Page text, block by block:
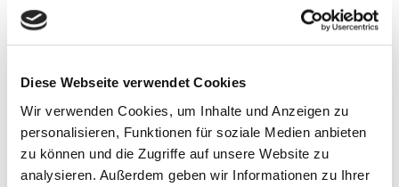
Diese Webseite verwendet Cookies
Wir verwenden Cookies, um Inhalte und Anzeigen zu
personalisieren, Funktionen für soziale Medien anbieten
zu können und die Zugriffe auf unsere Website zu
analysieren. Außerdem geben wir Informationen zu Ihrer